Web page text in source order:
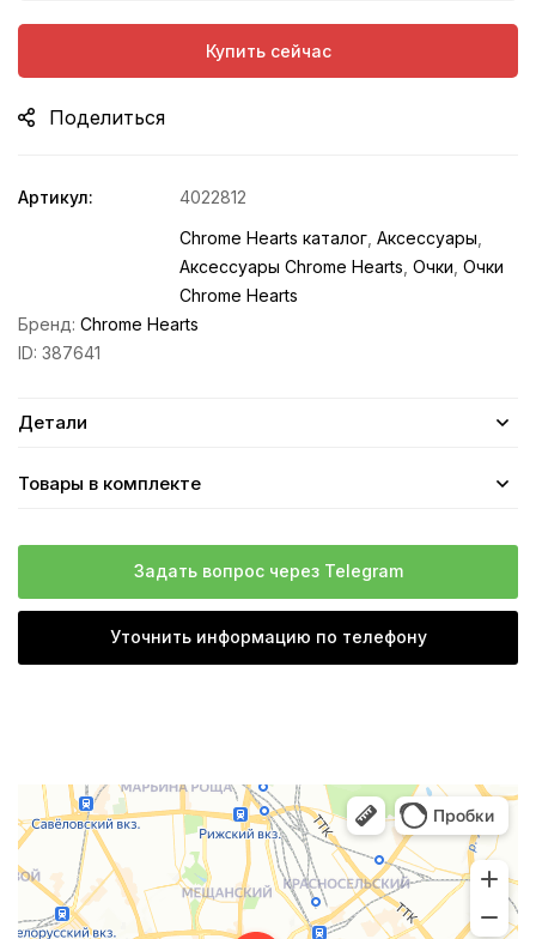
Купить сейчас
Поделиться
Артикул:
4022812
Chrome Hearts каталог Аксессуары
Аксессуары Chrome Hearts Очки Очки
Chrome Hearts
Бренд: Chrome Hearts
ID: 387641
Детали
Товары в комплекте
Задать вопрос через Telegram
Уточнить информацию по телефону